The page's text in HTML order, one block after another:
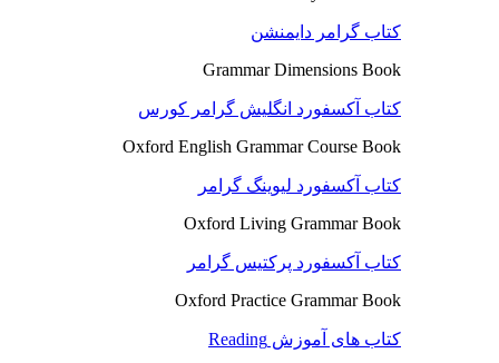
کتاب گرامر دایمنشن
Grammar Dimensions Book
کتاب آکسفورد انگلیش گرامر کورس
Oxford English Grammar Course Book
کتاب آکسفورد لیوینگ گرامر
Oxford Living Grammar Book
کتاب آکسفورد پرکتیس گرامر
Oxford Practice Grammar Book
کتاب های آموزش Reading